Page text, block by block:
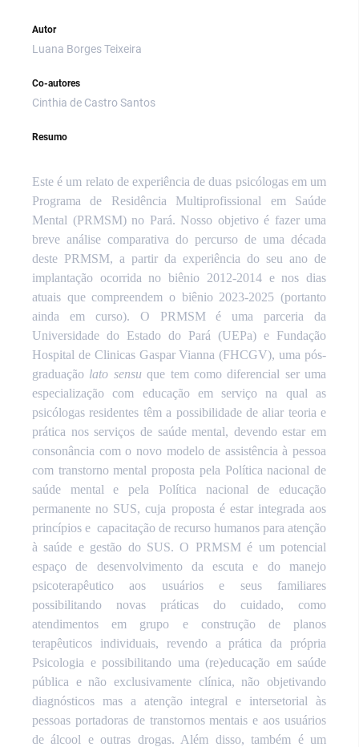
Autor
Luana Borges Teixeira
Co-autores
Cinthia de Castro Santos
Resumo
Este é um relato de experiência de duas psicólogas em um
Programa de Residência Multiprofissional em Saúde
Mental (PRMSM) no Pará. Nosso objetivo é fazer uma
breve análise comparativa do percurso de uma década
deste PRMSM, a partir da experiência do seu ano de
implantação ocorrida no biênio 2012-2014 e nos dias
atuais que compreendem o biênio 2023-2025 (portanto
ainda em curso). O PRMSM é uma parceria da
Universidade do Estado do Pará (UEPa) e Fundação
Hospital de Clinicas Gaspar Vianna (FHCGV), uma pós-
graduação lato sensuque tem como diferencial ser uma
especialização com educação em serviço na qual as
psicólogas residentes têm a possibilidade de aliar teoria e
prática nos serviços de saúde mental, devendo estar em
consonância com o novo modelo de assistência à pessoa
com transtorno mental proposta pela Política nacional de
saúde mental e pela Política nacional de educação
permanente no SUS, cuja proposta é estar integrada aos
princípios e capacitação de recurso humanos para atenção
à saúde e gestão do SUS. O PRMSM é um potencial
espaço de desenvolvimento da escuta e do manejo
psicoterapêutico aos usuários e seus familiares
possibilitando novas práticas do cuidado, como
atendimentos em grupo e construção de planos
terapêuticos individuais, revendo a prática da própria
Psicologia e possibilitando uma (re)educação em saúde
pública e não exclusivamente clínica, não objetivando
diagnósticos mas a atenção integral e intersetorial às
pessoas portadoras de transtornos mentais e aos usuários
de álcool e outras drogas. Além disso, também é um